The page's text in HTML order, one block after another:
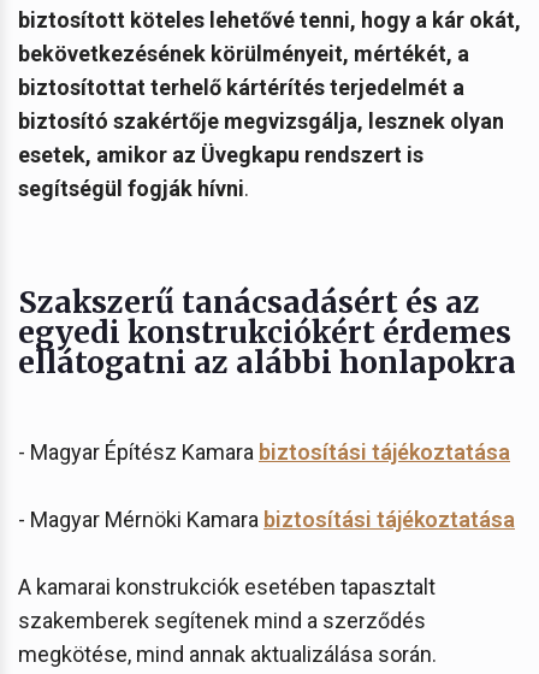
biztosított köteles lehetővé tenni, hogy a kár okát,
bekövetkezésének körülményeit, mértékét, a
biztosítottat terhelő kártérítés terjedelmét a
biztosító szakértője megvizsgálja, lesznek olyan
esetek, amikor az Üvegkapu rendszert is
segítségül fogják hívni.
Szakszerű tanácsadásért és az
egyedi konstrukciókért érdemes
ellátogatni az alábbi honlapokra
- Magyar Építész Kamara biztosítási tájékoztatása
- Magyar Mérnöki Kamara biztosítási tájékoztatása
A kamarai konstrukciók esetében tapasztalt
szakemberek segítenek mind a szerződés
megkötése, mind annak aktualizálása során.